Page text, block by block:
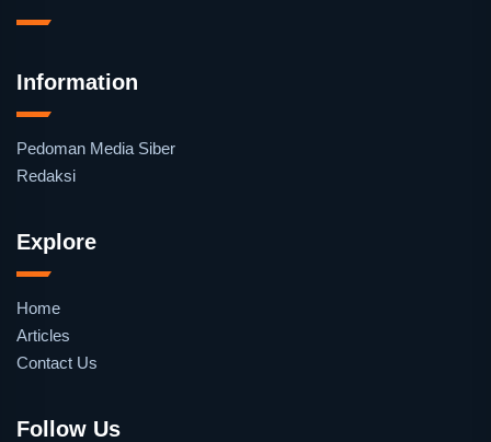
Information
Pedoman Media Siber
Redaksi
Explore
Home
Articles
Contact Us
Follow Us